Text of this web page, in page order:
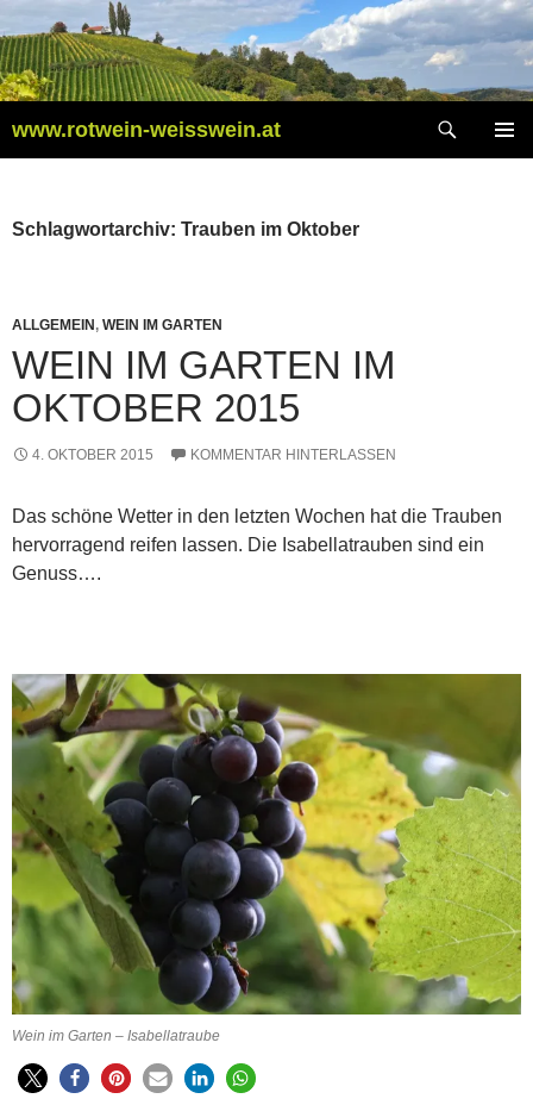
Inhalt
springen
www.rotwein-weisswein.at
Schlagwortarchiv: Trauben im Oktober
ALLGEMEIN , WEIN IM GARTEN
WEIN IM GARTEN IM
OKTOBER 2015
4. OKTOBER 2015 KOMMENTAR HINTERLASSEN
Das schöne Wetter in den letzten Wochen hat die Trauben
hervorragend reifen lassen. Die Isabellatrauben sind ein
Genuss….
Wein im Garten – Isabellatraube